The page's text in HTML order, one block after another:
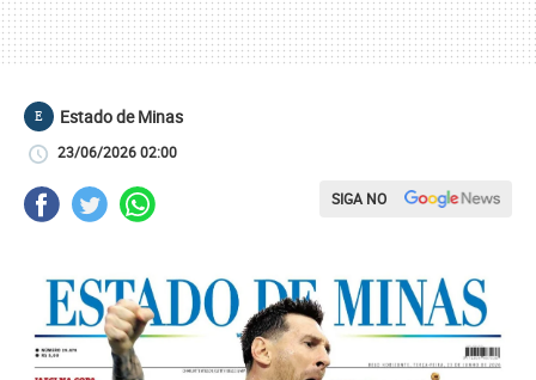
E Estado de Minas
23/06/2026 02:00
SIGA NO